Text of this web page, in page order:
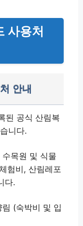
사용처
안내
된 공식 산림복
니다.
목원 및 식물
험비, 산림레포
다.
림 (숙박비 및 입